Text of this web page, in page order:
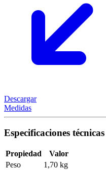
Descargar
Medidas
Especificaciones técnicas
Propiedad
Valor
Peso
1,70 kg